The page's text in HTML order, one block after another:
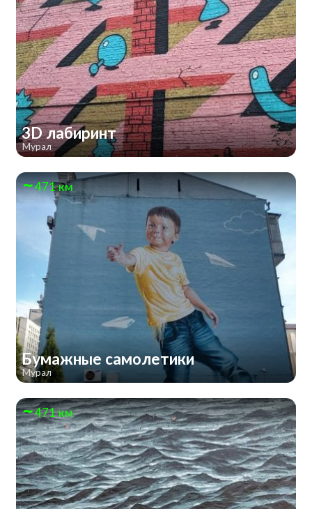
3D лабиринт
Мурал
471 км
Бумажные самолетики
Мурал
471 км